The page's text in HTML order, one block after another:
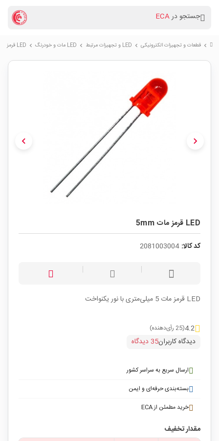
جستجو درECA
chevron_right قطعات و تجهیزات الکترونیکی chevron_right LED و تجهیزات مرتبط chevron_right LED مات و خودرنگ chevron_right LED قرمز مات 5mm
chevron_left chevron_right
LED قرمز مات 5mm
کد کالا: 2081003004
LED قرمز مات 5 میلی‌متری با نور یکنواخت
4.2(25 رأی‌دهنده)
دیدگاه کاربران35 دیدگاه
ارسال سریع به سراسر کشور
بسته‌بندی حرفه‌ای و ایمن
خرید مطمئن از ECA
مقدار تخفیف